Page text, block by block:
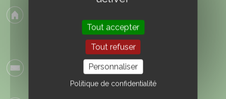
4, rue la roberdière
35000 Rennes
contact@espritplanete.com
Tout accepter
Tout refuser
Personnaliser
Politique de confidentialité